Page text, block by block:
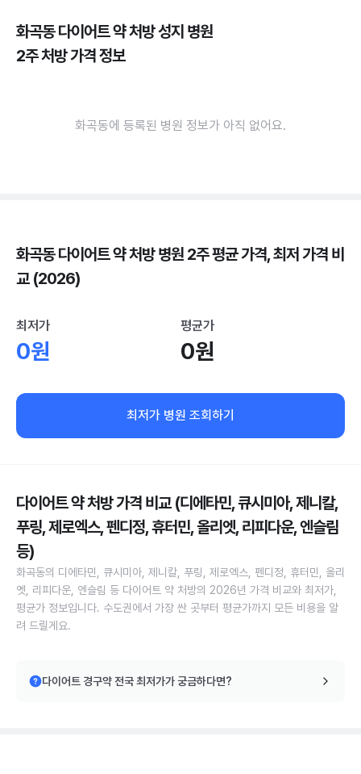
화곡동 다이어트 약 처방 성지 병원
2주 처방 가격 정보
화곡동에 등록된 병원 정보가 아직 없어요.
화곡동 다이어트 약 처방 병원 2주 평균 가격, 최저 가격 비
교 (2026)
최저가
0원
평균가
0원
최저가 병원 조회하기
다이어트 약 처방 가격 비교 (디에타민, 큐시미아, 제니칼,
푸링, 제로엑스, 펜디정, 휴터민, 올리엣, 리피다운, 엔슬림
등)
화곡동의 디에타민, 큐시미아, 제니칼, 푸링, 제로엑스, 펜디정, 휴터민, 올리
엣, 리피다운, 엔슬림 등 다이어트 약 처방의 2026년 가격 비교와 최저가,
평균가 정보입니다. 수도권에서 가장 싼 곳부터 평균가까지 모든 비용을 알
려 드릴게요.
다이어트 경구약 전국 최저가가 궁금하다면?